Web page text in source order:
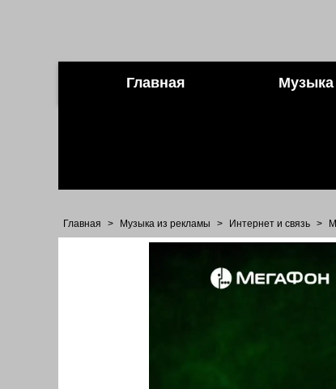
Главная
Главная > Музыка из рекламы > Интернет и связь >